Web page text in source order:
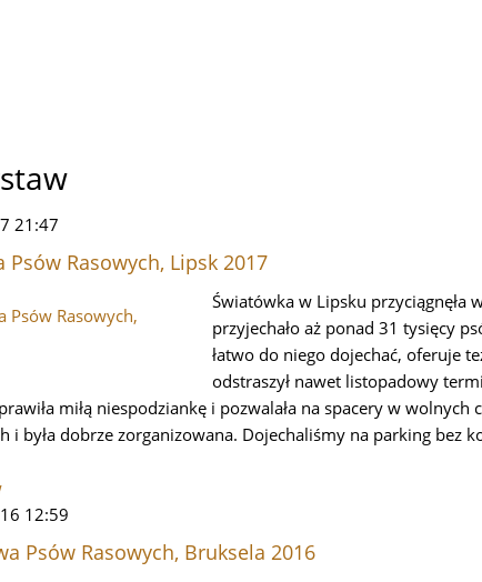
21:47
Psów Rasowych, Lipsk 2017
Światówka w Lipsku przyciągnęła
przyjechało aż ponad 31 tysięcy
łatwo do niego dojechać, oferuje
odstraszył nawet listopadowy
miłą niespodziankę i pozwalała na spacery w
i była dobrze zorganizowana. Dojechaliśmy na parking bez
12:59
Psów Rasowych, Bruksela 2016